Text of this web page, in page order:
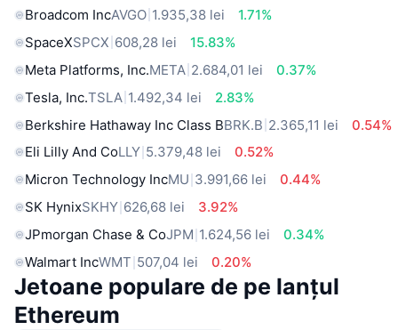
Broadcom IncAVGO 1.935,38 lei
1.71%
SpaceXSPCX 608,28 lei
15.83%
Meta Platforms, Inc.META 2.684,01 lei
0.37%
Tesla, Inc.TSLA 1.492,34 lei
2.83%
Berkshire Hathaway Inc Class BBRK.B 2.365,11 lei
0.54%
Eli Lilly And CoLLY 5.379,48 lei
0.52%
Micron Technology IncMU 3.991,66 lei
0.44%
SK HynixSKHY 626,68 lei
3.92%
JPmorgan Chase & CoJPM 1.624,56 lei
0.34%
Walmart IncWMT 507,04 lei 0.20%
Jetoane populare de pe lanțul
Ethereum